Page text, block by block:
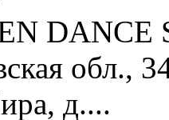
DANCE
обл.,
д....